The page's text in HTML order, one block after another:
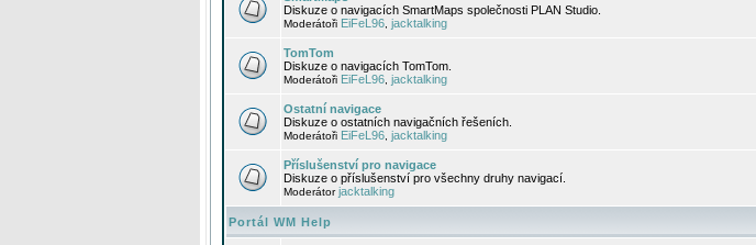
Diskuze o navigacích SmartMaps společnosti PLAN Studio.
Moderátoři EiFeL96 jacktalking
TomTom
Diskuze o navigacích TomTom.
Moderátoři EiFeL96 jacktalking
Ostatní navigace
Diskuze o ostatních navigačních řešeních.
Moderátoři EiFeL96 jacktalking
Příslušenství pro navigace
Diskuze o příslušenství pro všechny druhy navigací.
Moderátorjacktalking
Portál WM Help